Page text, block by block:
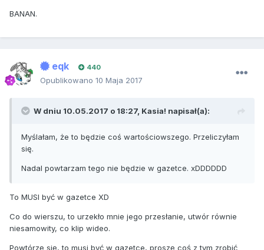
BANAN.
eqk 440
Opublikowano 10 Maja 2017
W dniu 10.05.2017 o 18:27, Kasia! napisał(a):
Myślałam, że to będzie coś wartościowszego. Przeliczyłam
się.
Nadal powtarzam tego nie będzie w gazetce. xDDDDDD
To MUSI być w gazetce XD
Co do wierszu, to urzekło mnie jego przesłanie, utwór równie
niesamowity, co klip wideo.
Powtórzę się, to musi być w gazetce, proszę coś z tym zrobić